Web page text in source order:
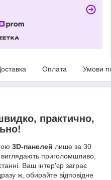
Оплата Умови
практично,
3D-панелей лише за 30
виглядають приголомшливо,
Ваш інтер'єр заграє
ж, обирайте відповідне